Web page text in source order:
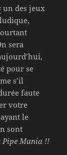
un des jeux
sera
pour se
s’il
faute
votre
le
sont
Pipe Mania !!